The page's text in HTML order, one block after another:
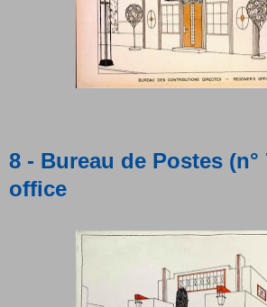
8 - Bureau de Postes (n°
office